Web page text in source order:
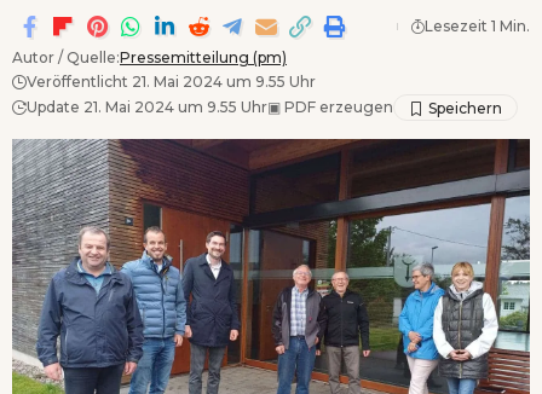
Autor / Quelle:Pressemitteilung (pm)
Veröffentlicht 21. Mai 2024 um 9.55 Uhr
Update 21. Mai 2024 um 9.55 Uhr▣ PDF erzeugen
Lesezeit 1 Min.